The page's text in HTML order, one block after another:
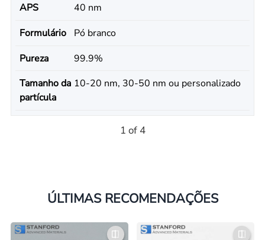
APS
40 nm
Formulário
Pó branco
Pureza
99.9%
Tamanho da
partícula
10-20 nm, 30-50 nm ou personalizado
1 of 4
ÚLTIMAS RECOMENDAÇÕES